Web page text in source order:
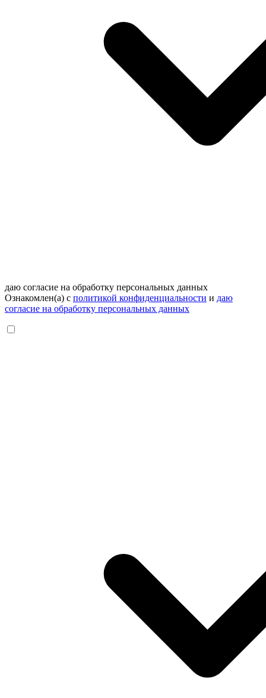
даю согласие на обработку персональных данных
Ознакомлен(а) с политикой конфиденциальности и даю
согласие на обработку персональных данных